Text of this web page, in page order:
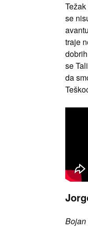
se
traje
se
da
Bojan